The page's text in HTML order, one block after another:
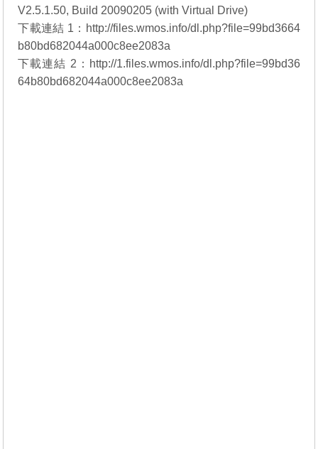
V2.5.1.50, Build 20090205 (with Virtual Drive)
下載連結 1： http://files.wmos.info/dl.php?file=99bd3664
b80bd682044a000c8ee2083a
下載連結 2： http://1.files.wmos.info/dl.php?file=99bd36
64b80bd682044a000c8ee2083a